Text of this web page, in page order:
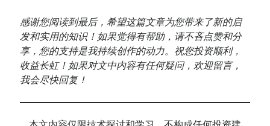
感谢您阅读到最后，希望这篇文章为您带来了新的启
发和实用的知识！如果觉得有帮助，请不吝点赞和分
享，您的支持是我持续创作的动力。祝您投资顺利，
收益长虹！如果对文中内容有任何疑问，欢迎留言，
我会尽快回复！